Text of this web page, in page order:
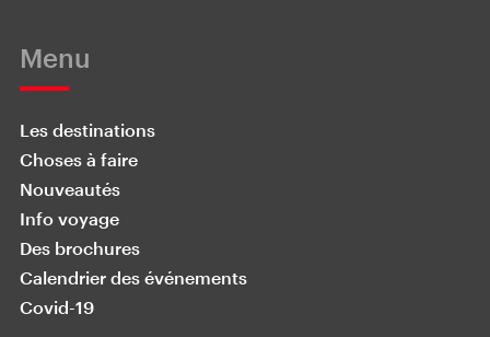
Menu
Les destinations
Choses à faire
Nouveautés
Info voyage
Des brochures
Calendrier des événements
Covid-19